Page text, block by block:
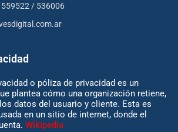
/ 536006
o póliza de privacidad es un
plantea cómo una organización retiene,
datos del usuario y cliente. Esta es
en un sitio de internet, donde el
Wikipedia